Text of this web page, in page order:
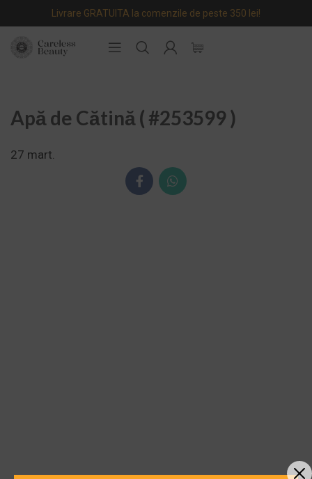
Livrare GRATUITA la comenzile de peste 350 lei!
Apă de Cătină ( #253599 )
27 mart.